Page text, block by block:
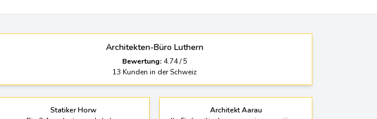
Architekten-Büro Luthern
Bewertung: 4.74/5
13 Kunden in der Schweiz
Statiker Horw
Architekt Aarau